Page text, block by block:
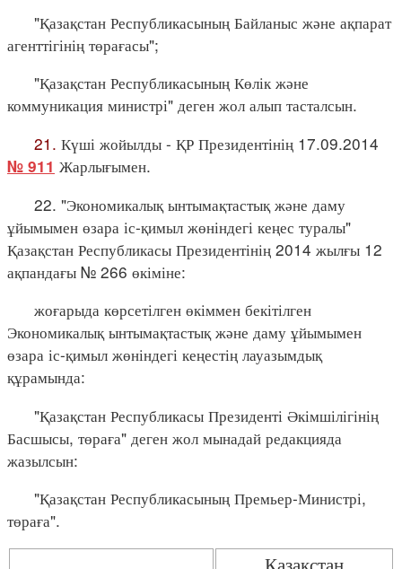
"Қазақстан Республикасының Байланыс және ақпарат
агенттігінің төрағасы";
"Қазақстан Республикасының Көлік және
коммуникация министрі" деген жол алып тасталсын.
21. Күші жойылды - ҚР Президентінің 17.09.2014
№ 911 Жарлығымен.
22. "Экономикалық ынтымақтастық және даму
ұйымымен өзара іс-қимыл жөніндегі кеңес туралы"
Қазақстан Республикасы Президентінің 2014 жылғы 12
ақпандағы № 266 өкіміне:
жоғарыда көрсетілген өкіммен бекітілген
Экономикалық ынтымақтастық және даму ұйымымен
өзара іс-қимыл жөніндегі кеңестің лауазымдық
құрамында:
"Қазақстан Республикасы Президенті Әкімшілігінің
Басшысы, төраға" деген жол мынадай редакцияда
жазылсын:
"Қазақстан Республикасының Премьер-Министрі,
төраға".